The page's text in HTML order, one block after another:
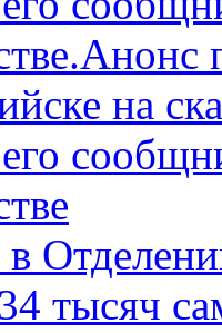
на
в
тысяч